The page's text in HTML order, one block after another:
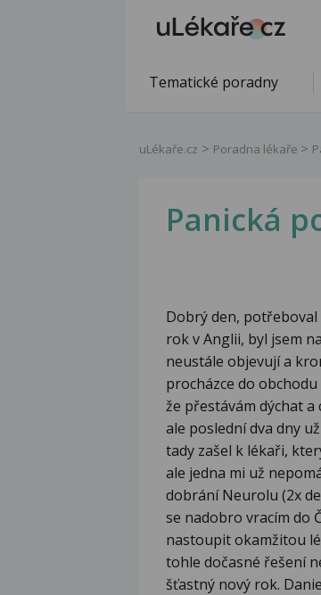
Tematické poradny
uLékaře.cz Poradna lékaře
Panická
Dobrý den,
rok v Anglii, byl jsem
neustále objevují a
procházce do
že přestávám dýchat a
ale poslední dva dny
tady zašel k lékaři,
ale jedna mi už
dobrání Neurolu (2x
se nadobro vracím do
nastoupit okamžitou
tohle dočasné řešení
šťastný nový rok.